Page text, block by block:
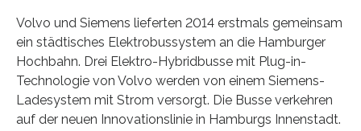
Volvo und Siemens lieferten 2014 erstmals gemeinsam
ein städtisches Elektrobussystem an die Hamburger
Hochbahn. Drei Elektro-Hybridbusse mit Plug-in-
Technologie von Volvo werden von einem Siemens-
Ladesystem mit Strom versorgt. Die Busse verkehren
auf der neuen Innovationslinie in Hamburgs Innenstadt.